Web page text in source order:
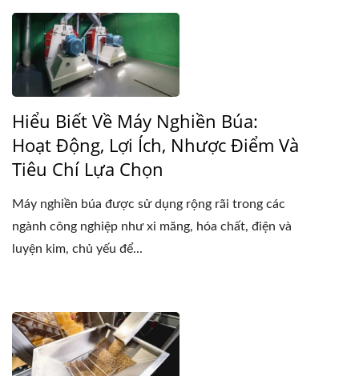
Hiểu Biết Về Máy Nghiền Búa:
Hoạt Động, Lợi Ích, Nhược Điểm Và
Tiêu Chí Lựa Chọn
Máy nghiền búa được sử dụng rộng rãi trong các
ngành công nghiệp như xi măng, hóa chất, điện và
luyện kim, chủ yếu để...